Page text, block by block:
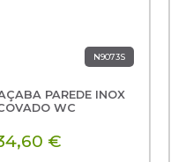
N9073S
PAREDE INOX
WC
€